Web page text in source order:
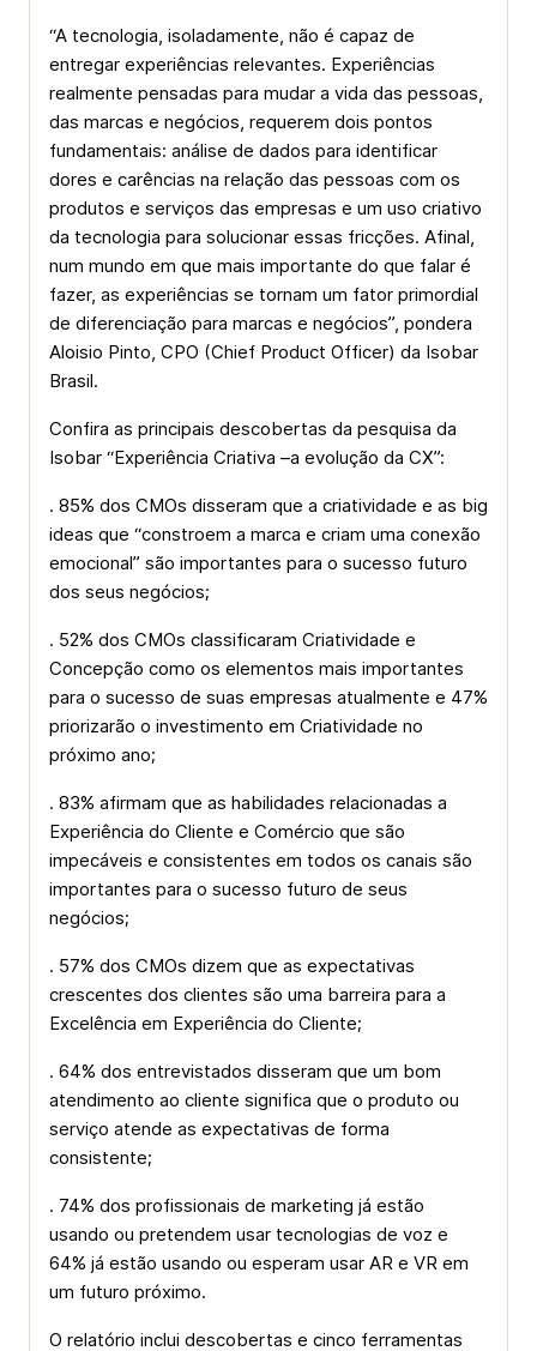
“A tecnologia, isoladamente, não é capaz de
entregar experiências relevantes. Experiências
realmente pensadas para mudar a vida das pessoas,
das marcas e negócios, requerem dois pontos
fundamentais: análise de dados para identificar
dores e carências na relação das pessoas com os
produtos e serviços das empresas e um uso criativo
da tecnologia para solucionar essas fricções. Afinal,
num mundo em que mais importante do que falar é
fazer, as experiências se tornam um fator primordial
de diferenciação para marcas e negócios”, pondera
Aloisio Pinto, CPO (Chief Product Officer) da Isobar
Brasil.
Confira as principais descobertas da pesquisa da
Isobar “Experiência Criativa –a evolução da CX”:
. 85% dos CMOs disseram que a criatividade e as big
ideas que “constroem a marca e criam uma conexão
emocional” são importantes para o sucesso futuro
dos seus negócios;
. 52% dos CMOs classificaram Criatividade e
Concepção como os elementos mais importantes
para o sucesso de suas empresas atualmente e 47%
priorizarão o investimento em Criatividade no
próximo ano;
. 83% afirmam que as habilidades relacionadas a
Experiência do Cliente e Comércio que são
impecáveis e consistentes em todos os canais são
importantes para o sucesso futuro de seus
negócios;
. 57% dos CMOs dizem que as expectativas
crescentes dos clientes são uma barreira para a
Excelência em Experiência do Cliente;
. 64% dos entrevistados disseram que um bom
atendimento ao cliente significa que o produto ou
serviço atende as expectativas de forma
consistente;
. 74% dos profissionais de marketing já estão
usando ou pretendem usar tecnologias de voz e
64% já estão usando ou esperam usar AR e VR em
um futuro próximo.
O relatório inclui descobertas e cinco ferramentas